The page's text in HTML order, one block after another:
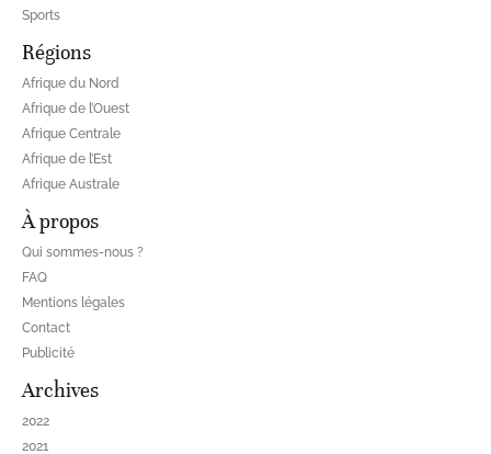
Sports
Régions
Afrique du Nord
Afrique de l’Ouest
Afrique Centrale
Afrique de l’Est
Afrique Australe
À propos
Qui sommes-nous ?
FAQ
Mentions légales
Contact
Publicité
Archives
2022
2021